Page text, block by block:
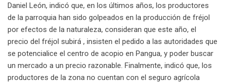
Daniel León, indicó que, en los últimos años, los productores
de la parroquia han sido golpeados en la producción de fréjol
por efectos de la naturaleza, consideran que este año, el
precio del fréjol subirá , insisten el pedido a las autoridades que
se potencialice el centro de acopio en Pangua, y poder buscar
un mercado a un precio razonable. Finalmente, indicó que, los
productores de la zona no cuentan con el seguro agrícola